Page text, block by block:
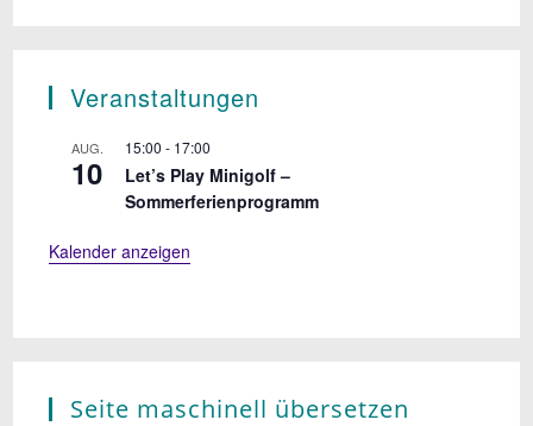
Veranstaltungen
AUG.
10
15:00 - 17:00
Let’s Play Minigolf –
Sommerferienprogramm
Kalender anzeigen
Seite maschinell übersetzen